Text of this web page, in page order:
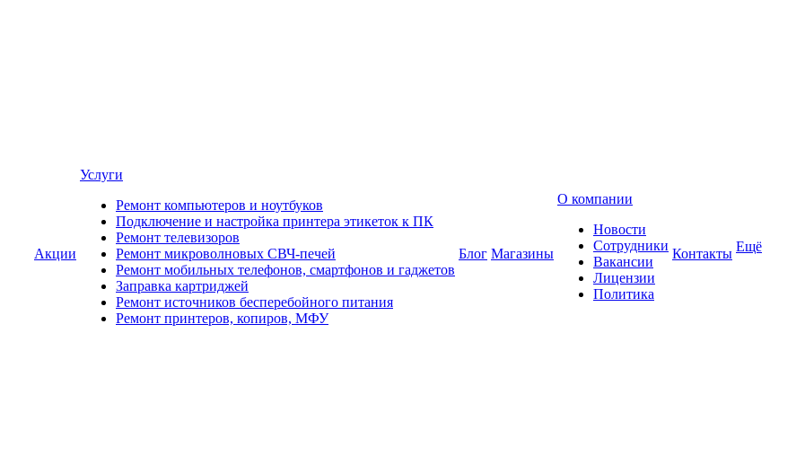
Акции
Услуги
Ремонт компьютеров и ноутбуков
Подключение и настройка принтера этикеток к ПК
Ремонт телевизоров
Ремонт микроволновых СВЧ-печей
Ремонт мобильных телефонов, смартфонов и гаджетов
Заправка картриджей
Ремонт источников бесперебойного питания
Ремонт принтеров, копиров, МФУ
Блог Магазины
О компании
Новости
Сотрудники
Вакансии
Лицензии
Политика
Контакты Ещё